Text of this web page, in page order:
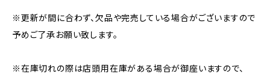
※更新が間に合わず、欠品や完売している場合がございますので
予めご了承お願い致します。
※在庫切れの際は店頭用在庫がある場合が御座いますので、